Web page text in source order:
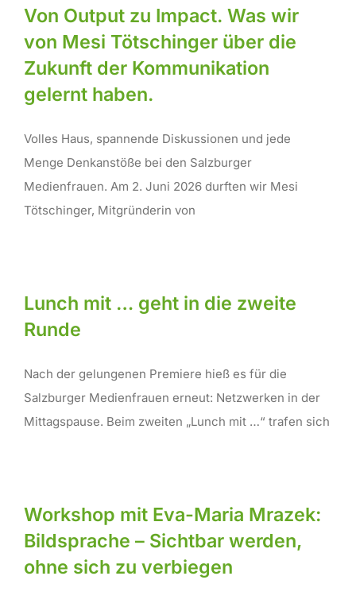
Von Output zu Impact. Was wir
von Mesi Tötschinger über die
Zukunft der Kommunikation
gelernt haben.
Volles Haus, spannende Diskussionen und jede
Menge Denkanstöße bei den Salzburger
Medienfrauen. Am 2. Juni 2026 durften wir Mesi
Tötschinger, Mitgründerin von
Lunch mit … geht in die zweite
Runde
Nach der gelungenen Premiere hieß es für die
Salzburger Medienfrauen erneut: Netzwerken in der
Mittagspause. Beim zweiten „Lunch mit …“ trafen sich
Workshop mit Eva-Maria Mrazek:
Bildsprache – Sichtbar werden,
ohne sich zu verbiegen